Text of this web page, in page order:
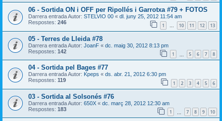
06 - Sortida ON i OFF per Ripollés i Garrotxa #79 + FOTOS
Darrera entrada Autor: STELVIO 00 « dl. juny 25, 2012 11:54 am
Respostes: 246 1 10 11 12 13
05 - Terres de Lleida #78
Darrera entrada Autor: JoanF « dc. maig 30, 2012 8:13 pm
Respostes: 142 1 5 6 7 8
04 - Sortida pel Bages #77
Darrera entrada Autor: Kpeps « ds. abr. 21, 2012 6:30 pm
Respostes: 119 1 2 3 4 5 6
03 - Sortida al Solsonés #76
Darrera entrada Autor: 650X « dc. març 28, 2012 12:30 am
Respostes: 183 1 7 8 9 10